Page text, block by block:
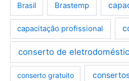
Brasil Brastemp
capacitação profissional
conserto de
conserto gratuito